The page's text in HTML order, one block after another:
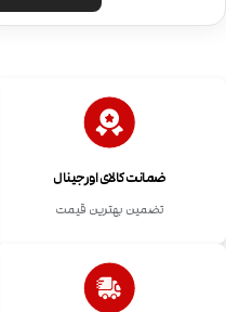
ضمانت کالای اورجینال
تضمین بهترین قیمت